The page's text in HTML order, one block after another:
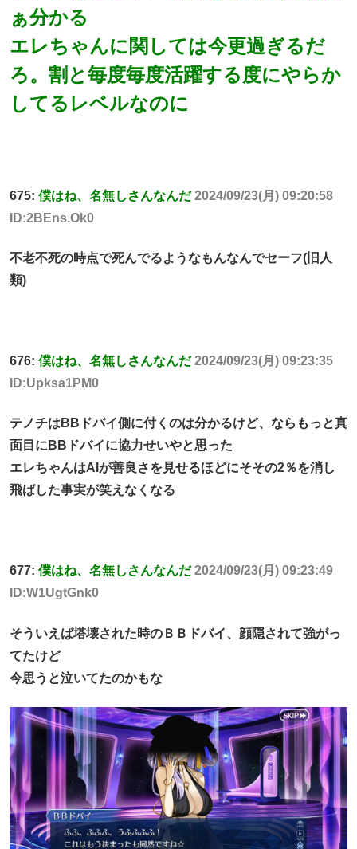
ぁ分かる
エレちゃんに関しては今更過ぎるだ
ろ。割と毎度毎度活躍する度にやらか
してるレベルなのに
675: 僕はね、名無しさんなんだ 2024/09/23(月) 09:20:58
ID:2BEns.Ok0
不老不死の時点で死んでるようなもんなんでセーフ(旧人
類)
676: 僕はね、名無しさんなんだ 2024/09/23(月) 09:23:35
ID:Upksa1PM0
テノチはBBドバイ側に付くのは分かるけど、ならもっと真
面目にBBドバイに協力せいやと思った
エレちゃんはAIが善良さを見せるほどにそその2％を消し
飛ばした事実が笑えなくなる
677: 僕はね、名無しさんなんだ 2024/09/23(月) 09:23:49
ID:W1UgtGnk0
そういえば塔壊された時のＢＢドバイ、顔隠されて強がっ
てたけど
今思うと泣いてたのかもな